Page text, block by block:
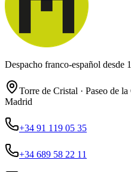
Despacho franco-español desde
Torre de Cristal · Paseo de
Madrid
+34 91 119 05 35
+34 689 58 22 11